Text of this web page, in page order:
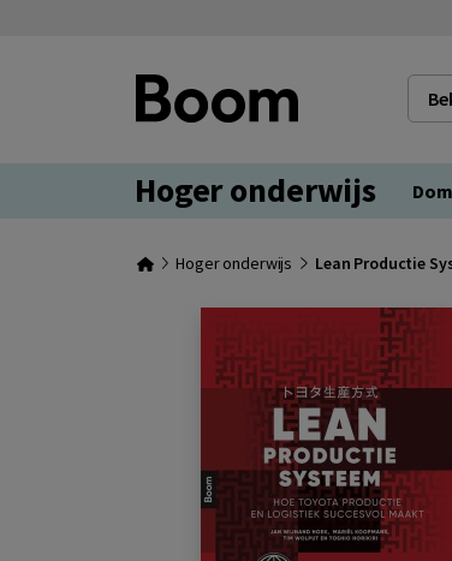
Hoger onderwijs
Hoger onderwijs Lean Productie